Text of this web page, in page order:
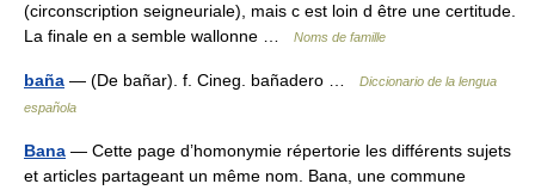
(circonscription seigneuriale), mais c est loin d être une certitude.
La finale en a semble wallonne …
Noms de famille
baña — (De bañar). f. Cineg. bañadero …
Diccionario de la lengua
española
Bana — Cette page d’homonymie répertorie les différents sujets
et articles partageant un même nom. Bana, une commune